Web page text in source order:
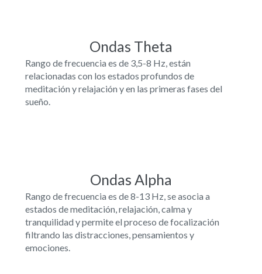
Ondas Theta
Rango de frecuencia es de 3,5-8 Hz, están
relacionadas con los estados profundos de
meditación y relajación y en las primeras fases del
sueño.
Ondas Alpha
Rango de frecuencia es de 8-13 Hz, se asocia a
estados de meditación, relajación, calma y
tranquilidad y permite el proceso de focalización
filtrando las distracciones, pensamientos y
emociones.